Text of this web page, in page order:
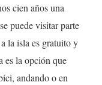
cien años una
puede visitar parte
la isla es gratuito y
es la opción que
andando o en